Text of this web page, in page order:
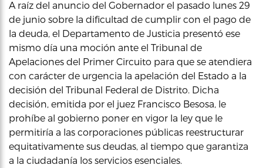
A raíz del anuncio del Gobernador el pasado lunes 29
de junio sobre la dificultad de cumplir con el pago de
la deuda, el Departamento de Justicia presentó ese
mismo día una moción ante el Tribunal de
Apelaciones del Primer Circuito para que se atendiera
con carácter de urgencia la apelación del Estado a la
decisión del Tribunal Federal de Distrito. Dicha
decisión, emitida por el juez Francisco Besosa, le
prohíbe al gobierno poner en vigor la ley que le
permitiría a las corporaciones públicas reestructurar
equitativamente sus deudas, al tiempo que garantiza
a la ciudadanía los servicios esenciales.